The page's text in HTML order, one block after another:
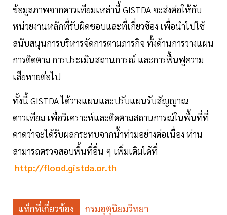
ข้อมูลภาพจากดาวเทียมเหล่านี้ GISTDA จะส่งต่อให้กับ
หน่วยงานหลักที่รับผิดชอบและที่เกี่ยวข้อง เพื่อนำไปใช้
สนับสนุนการบริหารจัดการตามภารกิจ ทั้งด้านการวางแผน
การติดตาม การประเมินสถานการณ์ และการฟื้นฟูความ
เสียหายต่อไป
ทั้งนี้ GISTDA ได้วางแผนและปรับแผนรับสัญญาณ
ดาวเทียม เพื่อวิเคราะห์และติดตามสถานการณ์ในพื้นที่ที่
คาดว่าจะได้รับผลกระทบจากน้ำท่วมอย่างต่อเนื่อง ท่าน
สามารถตรวจสอบพื้นที่อื่น ๆ เพิ่มเติมได้ที่
http://flood.gistda.or.th
แท็กที่เกี่ยวข้อง
กรมอุตุนิยมวิทยา